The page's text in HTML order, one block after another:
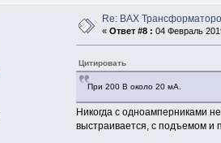
Re: ВАХ
« Ответ #8 : 04 Февраль
Цитировать
При 200 В около 20 мА.
Никогда с одноамперниками
выстраивается, с подъемом и